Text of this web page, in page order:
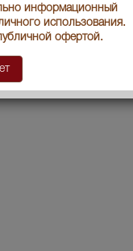
информационный
использования.
офертой.
18 лет